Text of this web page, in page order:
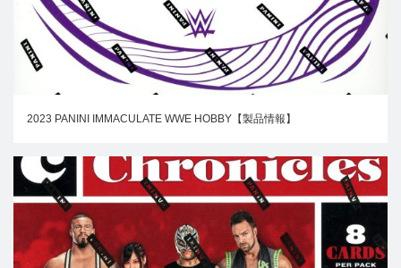
2023 PANINI IMMACULATE WWE HOBBY【製品情報】